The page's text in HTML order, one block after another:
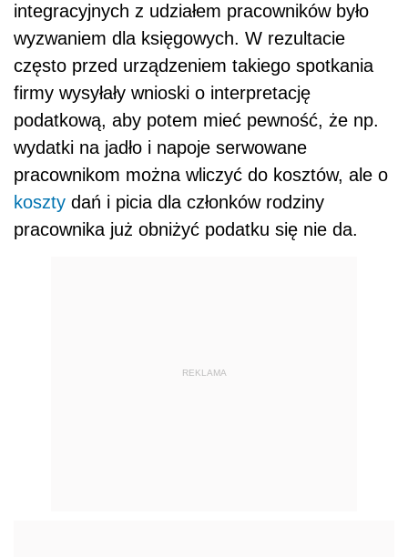
integracyjnych z udziałem pracowników było
wyzwaniem dla księgowych. W rezultacie
często przed urządzeniem takiego spotkania
firmy wysyłały wnioski o interpretację
podatkową, aby potem mieć pewność, że np.
wydatki na jadło i napoje serwowane
pracownikom można wliczyć do kosztów, ale o
koszty dań i picia dla członków rodziny
pracownika już obniżyć podatku się nie da.
REKLAMA